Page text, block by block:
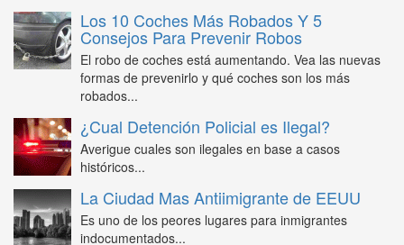
Los 10 Coches Más Robados Y 5
Consejos Para Prevenir Robos
El robo de coches está aumentando. Vea las nuevas
formas de prevenirlo y qué coches son los más
robados...
¿Cual Detención Policial es Ilegal?
Averigue cuales son ilegales en base a casos
históricos...
La Ciudad Mas Antiimigrante de EEUU
Es uno de los peores lugares para inmigrantes
indocumentados...